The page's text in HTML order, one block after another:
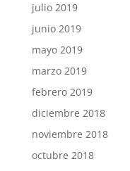
julio 2019
junio 2019
mayo 2019
marzo 2019
febrero 2019
diciembre 2018
noviembre 2018
octubre 2018